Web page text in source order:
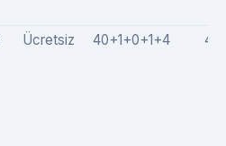
Ücretsiz 40+1+0+1+4